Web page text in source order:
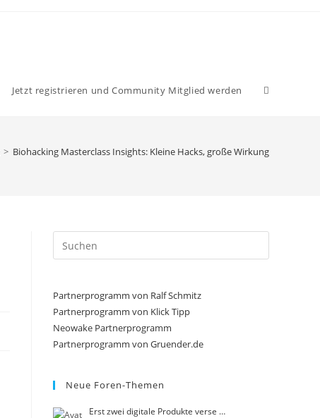
Jetzt registrieren und Community Mitglied werden Website-
> Biohacking Masterclass Insights: Kleine Hacks, große Wirkung
Escape
Partnerprogramm von Ralf Schmitz
Partnerprogramm von Klick Tipp
Neowake Partnerprogramm
Partnerprogramm von Gruender.de
Neue Foren-Themen
Erst zwei digitale Produkte verse …